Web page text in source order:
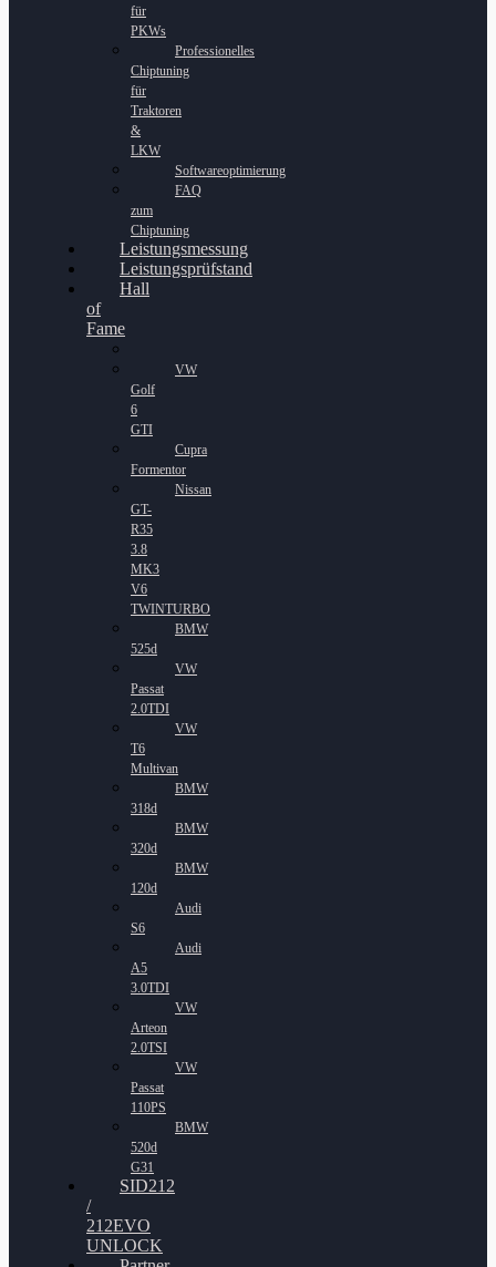
für
PKWs
Professionelles
Chiptuning
für
Traktoren
&
LKW
Softwareoptimierung
FAQ
zum
Chiptuning
Leistungsmessung
Leistungsprüfstand
Hall
of
Fame
VW
Golf
6
GTI
Cupra
Formentor
Nissan
GT-
R35
3.8
MK3
V6
TWINTURBO
BMW
525d
VW
Passat
2.0TDI
VW
T6
Multivan
BMW
318d
BMW
320d
BMW
120d
Audi
S6
Audi
A5
3.0TDI
VW
Arteon
2.0TSI
VW
Passat
110PS
BMW
520d
G31
SID212
/
212EVO
UNLOCK